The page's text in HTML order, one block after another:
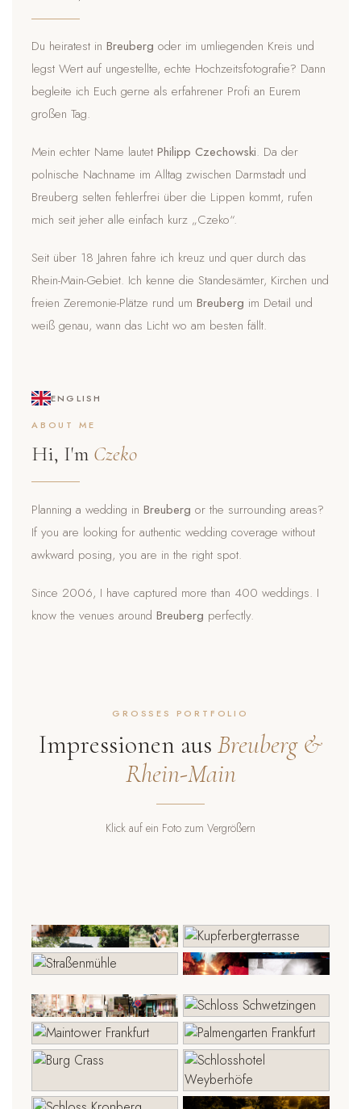
Du heiratest in Breuberg oder im umliegenden Kreis und
legst Wert auf ungestellte, echte Hochzeitsfotografie? Dann
begleite ich Euch gerne als erfahrener Profi an Eurem
großen Tag.
Mein echter Name lautet Philipp Czechowski. Da der
polnische Nachname im Alltag zwischen Darmstadt und
Breuberg selten fehlerfrei über die Lippen kommt, rufen
mich seit jeher alle einfach kurz „Czeko“.
Seit über 18 Jahren fahre ich kreuz und quer durch das
Rhein-Main-Gebiet. Ich kenne die Standesämter, Kirchen und
freien Zeremonie-Plätze rund um Breuberg im Detail und
weiß genau, wann das Licht wo am besten fällt.
ENGLISH
ABOUT ME
Hi, I'm Czeko
Planning a wedding in Breuberg or the surrounding areas?
If you are looking for authentic wedding coverage without
awkward posing, you are in the right spot.
Since 2006, I have captured more than 400 weddings. I
know the venues around Breuberg perfectly.
GROSSES PORTFOLIO
Impressionen aus Breuberg &
Rhein-Main
Klick auf ein Foto zum Vergrößern